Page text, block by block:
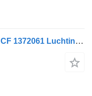
Шланг воздухозаборника DAF CF 1372061 Luchtinlaat Trekker для грузовика DAF 85CF